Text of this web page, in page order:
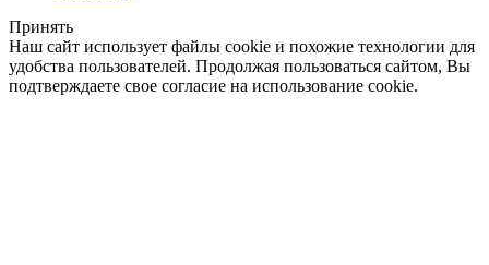
Принять
Наш сайт использует файлы cookie и похожие технологии для
удобства пользователей. Продолжая пользоваться сайтом, Вы
подтверждаете свое согласие на использование cookie.